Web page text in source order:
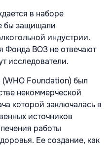
в наборе
бы защищали
индустрии.
ВОЗ не отвечают
исследователи.
Foundation) был
некоммерческой
которой заключалась в
источников
работы
Ее создание, как